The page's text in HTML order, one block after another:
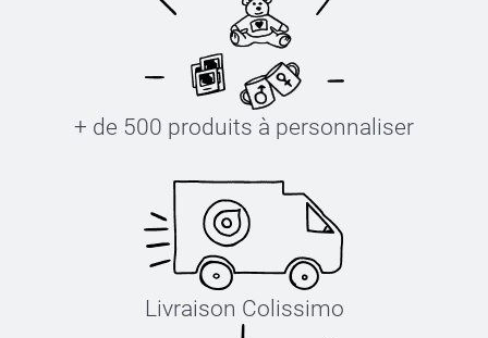
+ de 500 produits à personnaliser
Livraison Colissimo